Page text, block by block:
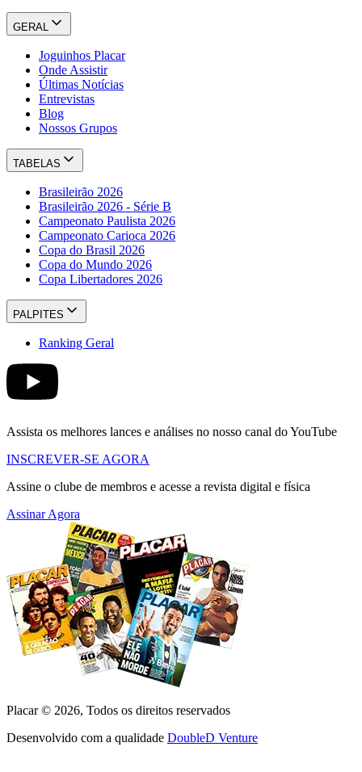
GERAL
Joguinhos Placar
Onde Assistir
Últimas Notícias
Entrevistas
Blog
Nossos Grupos
TABELAS
Brasileirão 2026
Brasileirão 2026 - Série B
Campeonato Paulista 2026
Campeonato Carioca 2026
Copa do Brasil 2026
Copa do Mundo 2026
Copa Libertadores 2026
PALPITES
Ranking Geral
Assista os melhores lances e análises no nosso canal do YouTube
INSCREVER-SE AGORA
Assine o clube de membros e acesse a revista digital e física
Assinar Agora
Placar © 2026, Todos os direitos reservados
Desenvolvido com a qualidade DoubleD Venture